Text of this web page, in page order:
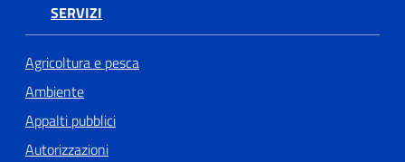
SERVIZI
Agricoltura e pesca
Ambiente
Appalti pubblici
Autorizzazioni